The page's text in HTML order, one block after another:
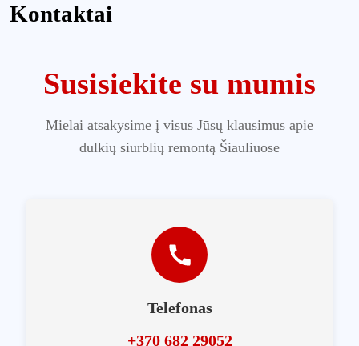
Kontaktai
Susisiekite su mumis
Mielai atsakysime į visus Jūsų klausimus apie
dulkių siurblių remontą Šiauliuose
Telefonas
+370 682 29052